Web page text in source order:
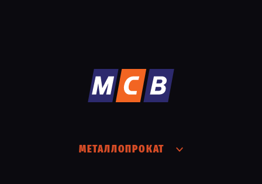
МЕТАЛЛОПРОКАТ